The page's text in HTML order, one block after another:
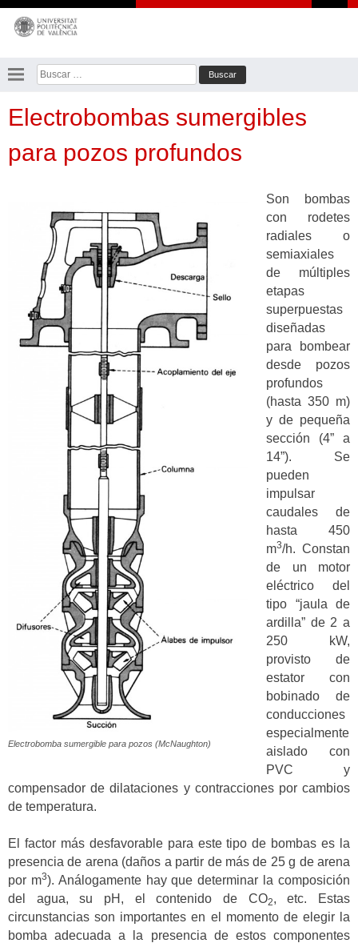
Saltar
contenido
Buscar:
Electrobombas sumergibles
para pozos profundos
Electrobomba sumergible para pozos (McNaughton)
Son bombas
con rodetes
radiales o
semiaxiales
de múltiples
etapas
superpuestas
diseñadas
para bombear
desde pozos
profundos
(hasta 350 m)
y de pequeña
sección (4” a
14”). Se
pueden
impulsar
caudales de
hasta 450
m3/h. Constan
de un motor
eléctrico del
tipo “jaula de
ardilla” de 2 a
250 kW,
provisto de
estator con
bobinado de
conducciones
especialmente
aislado con
PVC y
compensador de dilataciones y contracciones por cambios
de temperatura.
El factor más desfavorable para este tipo de bombas es la
presencia de arena (daños a partir de más de 25 g de arena
por m3). Análogamente hay que determinar la composición
del agua, su pH, el contenido de CO2, etc. Estas
circunstancias son importantes en el momento de elegir la
bomba adecuada a la presencia de estos componentes